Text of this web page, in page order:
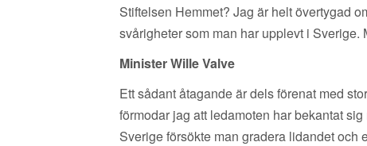
Stiftelsen Hemmet? Jag är helt övertygad
svårigheter som man har upplevt i
Minister Wille Valve
Ett sådant åtagande är dels förenat med
förmodar jag att ledamoten har bekantat
Sverige försökte man gradera lidandet och